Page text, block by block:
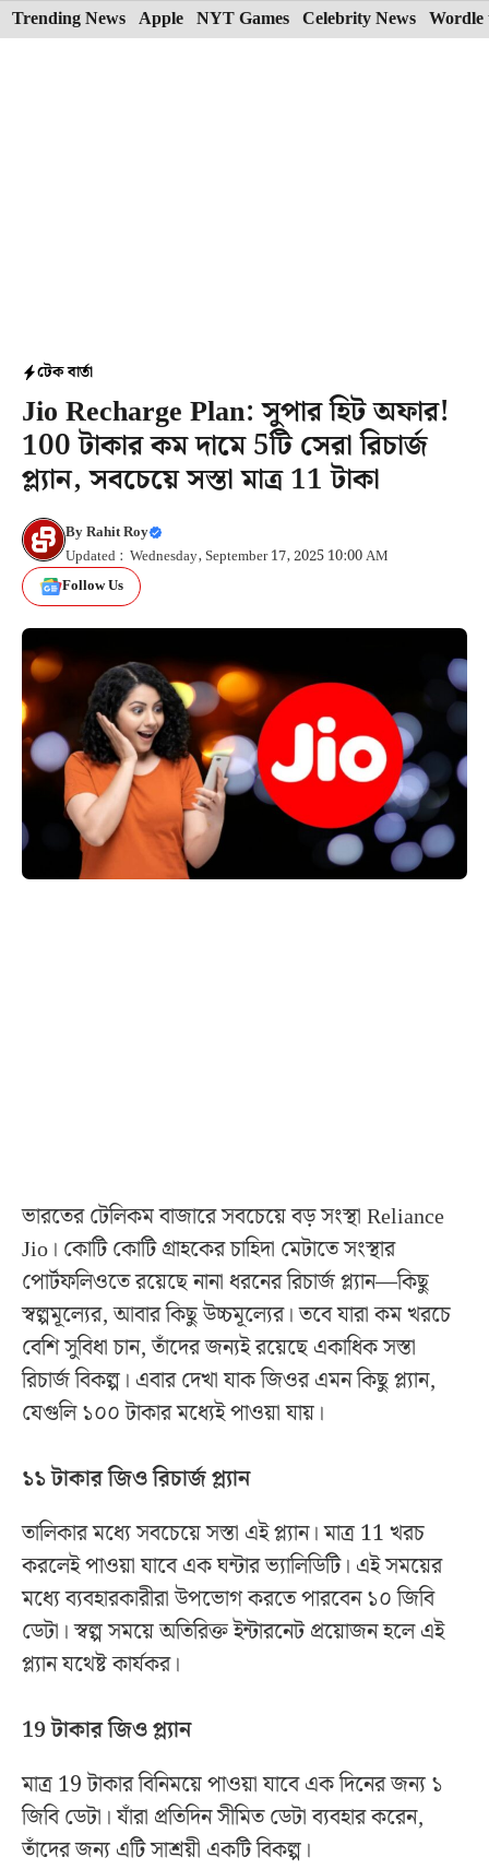
Skip
to
Trending News Apple NYT Games Celebrity News Wordle
টেক বার্তা
Jio Recharge Plan: সুপার হিট অফার!
100 টাকার কম দামে 5টি সেরা রিচার্জ
প্ল্যান, সবচেয়ে সস্তা মাত্র 11 টাকা
ByRahit Roy
Updated : Wednesday, September 17, 2025 10:00 AM
Follow Us
ভারতের টেলিকম বাজারে সবচেয়ে বড় সংস্থা Reliance
Jio। কোটি কোটি গ্রাহকের চাহিদা মেটাতে সংস্থার
পোর্টফলিওতে রয়েছে নানা ধরনের রিচার্জ প্ল্যান—কিছু
স্বল্পমূল্যের, আবার কিছু উচ্চমূল্যের। তবে যারা কম খরচে
বেশি সুবিধা চান, তাঁদের জন্যই রয়েছে একাধিক সস্তা
রিচার্জ বিকল্প। এবার দেখা যাক জিওর এমন কিছু প্ল্যান,
যেগুলি ১০০ টাকার মধ্যেই পাওয়া যায়।
১১ টাকার জিও রিচার্জ প্ল্যান
তালিকার মধ্যে সবচেয়ে সস্তা এই প্ল্যান। মাত্র 11 খরচ
করলেই পাওয়া যাবে এক ঘন্টার ভ্যালিডিটি। এই সময়ের
মধ্যে ব্যবহারকারীরা উপভোগ করতে পারবেন ১০ জিবি
ডেটা। স্বল্প সময়ে অতিরিক্ত ইন্টারনেট প্রয়োজন হলে এই
প্ল্যান যথেষ্ট কার্যকর।
19 টাকার জিও প্ল্যান
মাত্র 19 টাকার বিনিময়ে পাওয়া যাবে এক দিনের জন্য ১
জিবি ডেটা। যাঁরা প্রতিদিন সীমিত ডেটা ব্যবহার করেন,
তাঁদের জন্য এটি সাশ্রয়ী একটি বিকল্প।